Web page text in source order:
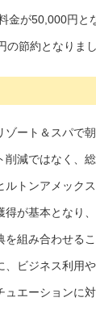
金が50,000円と
節約となりまし
ゾート＆スパで
削減ではなく、
ルトンアメック
得が基本となり
を組み合わせる
、ビジネス利用
ュエーションに